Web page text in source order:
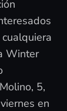
Winter
5,
en